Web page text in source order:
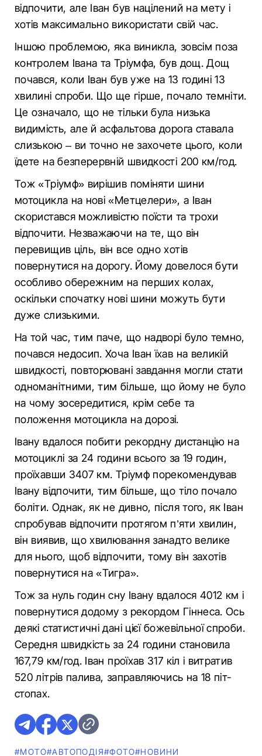
відпочити, але Іван був націлений на мету і
хотів максимально використати свій час.
Іншою проблемою, яка виникла, зовсім поза
контролем Івана та Тріумфа, був дощ. Дощ
почався, коли Іван був уже на 13 годині 13
хвилині спроби. Що ще гірше, почало темніти.
Це означало, що не тільки була низька
видимість, але й асфальтова дорога ставала
слизькою – ви точно не захочете цього, коли
їдете на безперервній швидкості 200 км/год.
Тож «Тріумф» вирішив поміняти шини
мотоцикла на нові «Метцелери», а Іван
скористався можливістю поїсти та трохи
відпочити. Незважаючи на те, що він
перевищив ціль, він все одно хотів
повернутися на дорогу. Йому довелося бути
особливо обережним на перших колах,
оскільки спочатку нові шини можуть бути
дуже слизькими.
На той час, тим паче, що надворі було темно,
почався недосип. Хоча Іван їхав на великій
швидкості, повторювані завдання могли стати
одноманітними, тим більше, що йому не було
на чому зосередитися, крім себе та
положення мотоцикла на дорозі.
Івану вдалося побити рекордну дистанцію на
мотоциклі за 24 години всього за 19 годин,
проїхавши 3407 км. Тріумф порекомендував
Івану відпочити, тим більше, що тіло почало
боліти. Однак, як не дивно, після того, як Іван
спробував відпочити протягом п’яти хвилин,
він виявив, що хвилювання занадто велике
для нього, щоб відпочити, тому він захотів
повернутися на «Тигра».
Тож за нуль годин сну Івану вдалося 4012 км і
повернутися додому з рекордом Гіннеса. Ось
деякі статистичні дані цієї божевільної спроби.
Середня швидкість за 24 години становила
167,79 км/год. Іван проїхав 317 кіл і витратив
520 літрів палива, заправляючись на 18 піт-
стопах.
#МОТО#АВТОПОДІЯ#ФОТО#НОВИНИ